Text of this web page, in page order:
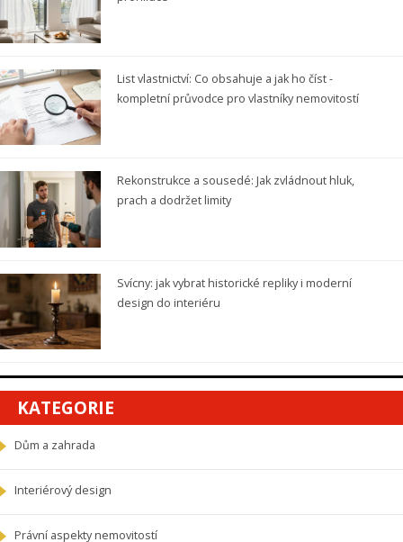
List vlastnictví: Co obsahuje a jak ho číst -
kompletní průvodce pro vlastníky nemovitostí
Rekonstrukce a sousedé: Jak zvládnout hluk,
prach a dodržet limity
Svícny: jak vybrat historické repliky i moderní
design do interiéru
KATEGORIE
Dům a zahrada
Interiérový design
Právní aspekty nemovitostí